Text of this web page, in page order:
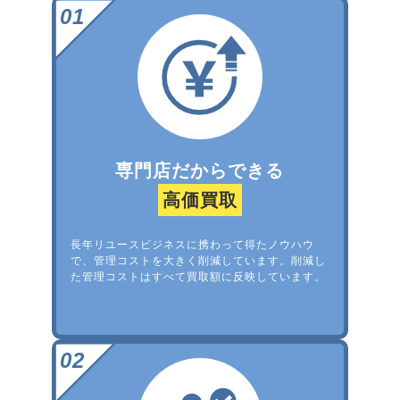
専門店だからできる
高価買取
長年リユースビジネスに携わって得たノウハウ
で、管理コストを大きく削減しています。削減し
た管理コストはすべて買取額に反映しています。